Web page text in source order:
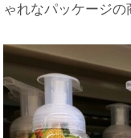
ゃれなパッケージの